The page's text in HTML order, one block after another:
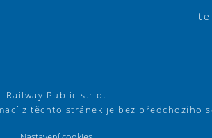
Railway Public s.r.o.
z těchto stránek je bez předchozího